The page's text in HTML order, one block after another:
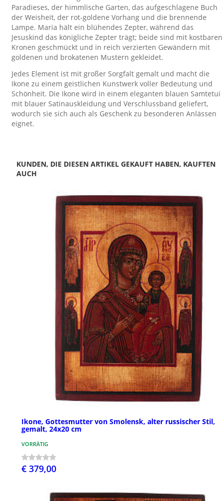
Paradieses, der himmlische Garten, das aufgeschlagene Buch
der Weisheit, der rot-goldene Vorhang und die brennende
Lampe. Maria hält ein blühendes Zepter, während das
Jesuskind das königliche Zepter trägt; beide sind mit kostbaren
Kronen geschmückt und in reich verzierten Gewändern mit
goldenen und brokatenen Mustern gekleidet.
Jedes Element ist mit großer Sorgfalt gemalt und macht die
Ikone zu einem geistlichen Kunstwerk voller Bedeutung und
Schönheit. Die Ikone wird in einem eleganten blauen Samtetui
mit blauer Satinauskleidung und Verschlussband geliefert,
wodurch sie sich auch als Geschenk zu besonderen Anlässen
eignet.
KUNDEN, DIE DIESEN ARTIKEL GEKAUFT HABEN, KAUFTEN
AUCH
Ikone, Gottesmutter von Smolensk, alter russischer Stil,
gemalt, 24x20 cm
VORRÄTIG
€ 379,00